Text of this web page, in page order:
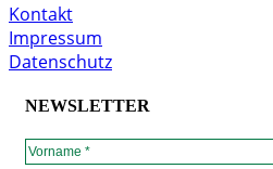
Kontakt
Impressum
Datenschutz
NEWSLETTER